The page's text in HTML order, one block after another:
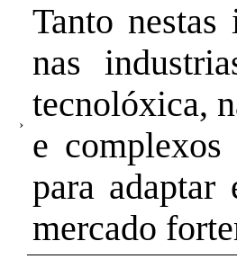
›
Tanto
nas
tecnolóxica,
e
para adaptar
mercado